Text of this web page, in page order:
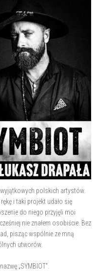
polskich artystów.
i taki projekt udało się
do niego przyjęli moi
nie znałem osobiście. Bez
pisząc wspólnie ze mną
utworów.
„SYMBIOT”.